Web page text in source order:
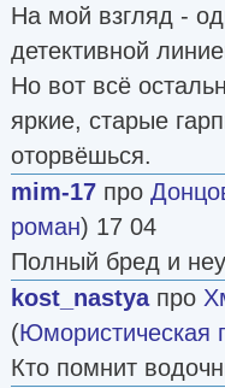
На мой взгляд -
детективной
Но вот всё
яркие, старые
оторвёшься.
mim-17 про
роман) 17 04
Полный бред и
kost_nastyaпро
(Юмористическая
Кто помнит